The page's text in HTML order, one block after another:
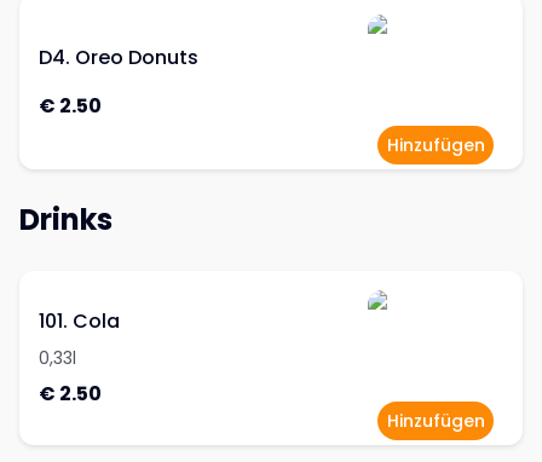
D4. Oreo Donuts
€ 2.50
Hinzufügen
Drinks
101. Cola
0,33l
€ 2.50
Hinzufügen